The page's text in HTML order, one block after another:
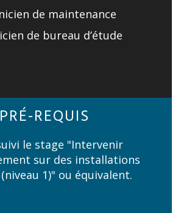
de maintenance
de bureau d’étude
PRÉ-REQUIS
le stage "Intervenir
sur des installations
1)" ou équivalent.